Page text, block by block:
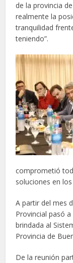
de la provincia
realmente la
tranquilidad
teniendo”.
comprometió
soluciones en
A partir del mes
Provincial pasó
brindada al
Provincia de
De la reunión